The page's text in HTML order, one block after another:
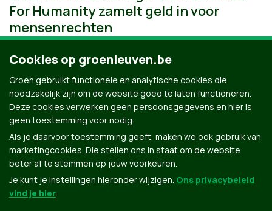
For Humanity zamelt geld in voor
mensenrechten
Cookies op groenleuven.be
Groen gebruikt functionele en analytische cookies die
noodzakelijk zijn om de website goed te laten functioneren.
Deze cookies verwerken geen persoonsgegevens en hier is
geen toestemming voor nodig.
Als je daarvoor toestemming geeft, maken we ook gebruik van
marketingcookies. Die stellen ons in staat om de website
beter af te stemmen op jouw voorkeuren.
Je kunt je instellingen hieronder wijzigen. Ons privacybeleid
vind je hier.